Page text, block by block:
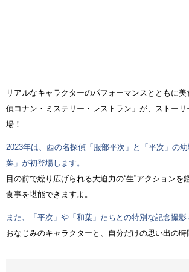
リアルなキャラクターのパフォーマンスとともに
偵コナン・ミステリー・レストラン」が、ストー
場！
2023年は、西の名探偵「服部平次」と「平次」の
葉」が初登場します。
目の前で繰り広げられる大迫力の“生”アクションを
食事を堪能できますよ。
また、「平次」や「和葉」たちとの特別な記念撮影
おなじみのキャラクターと、自分だけの思い出の